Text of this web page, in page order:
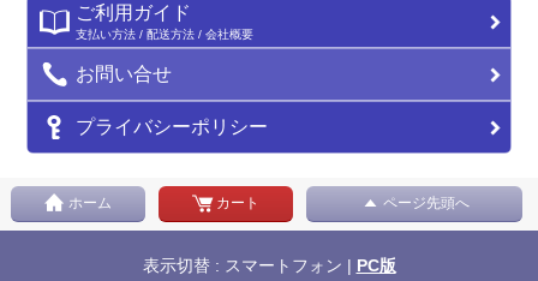
ご利用ガイド
支払い方法 / 配送方法 / 会社概要
お問い合せ
プライバシーポリシー
ホーム カート ページ先頭へ
表示切替 : スマートフォン | PC版